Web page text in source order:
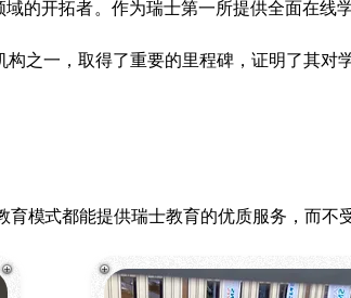
的开拓者。作为瑞士第一所提供全面在线
之一，取得了重要的里程碑，证明了其对
模式都能提供瑞士教育的优质服务，而不